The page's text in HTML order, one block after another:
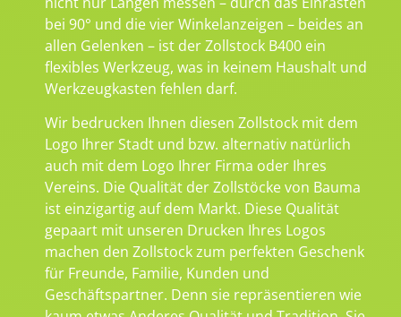
bei 90° und die vier Winkelanzeigen – beides an
allen Gelenken – ist der Zollstock B400 ein
flexibles Werkzeug, was in keinem Haushalt und
Werkzeugkasten fehlen darf.
Wir bedrucken Ihnen diesen Zollstock mit dem
Logo Ihrer Stadt und bzw. alternativ natürlich
auch mit dem Logo Ihrer Firma oder Ihres
Vereins. Die Qualität der Zollstöcke von Bauma
ist einzigartig auf dem Markt. Diese Qualität
gepaart mit unseren Drucken Ihres Logos
machen den Zollstock zum perfekten Geschenk
für Freunde, Familie, Kunden und
Geschäftspartner. Denn sie repräsentieren wie